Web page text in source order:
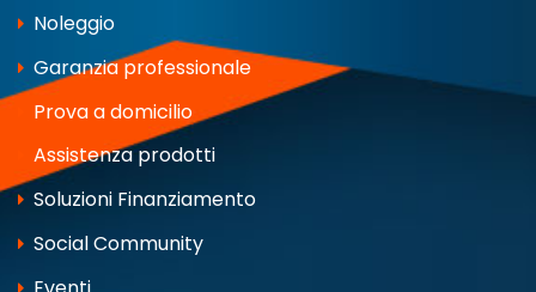
Noleggio
Garanzia professionale
Prova a domicilio
Assistenza prodotti
Soluzioni Finanziamento
Social Community